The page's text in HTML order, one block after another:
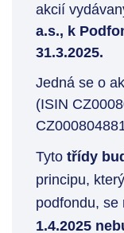
akcií
a.s., k
31.3.2025.
Jedná se o
(ISIN
Tyto třídy
principu,
podfondu, se
1.4.2025